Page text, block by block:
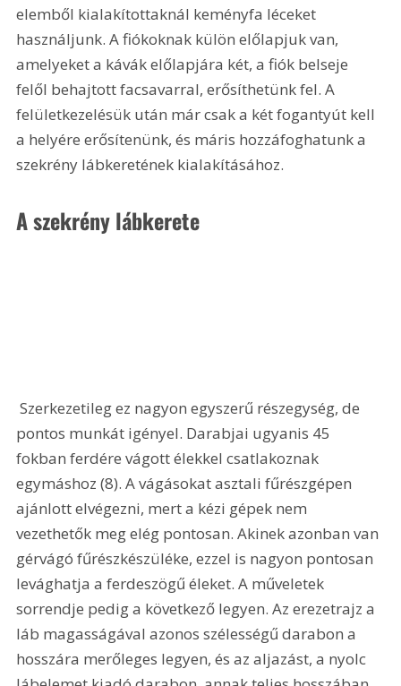
elemből kialakítottaknál keményfa léceket
használjunk. A fiókoknak külön előlapjuk van,
amelyeket a kávák előlapjára két, a fiók belseje
felől behajtott facsavarral, erősíthetünk fel. A
felületkezelésük után már csak a két fogantyút kell
a helyére erősítenünk, és máris hozzáfoghatunk a
szekrény lábkeretének kialakításához.
A szekrény lábkerete
Szerkezetileg ez nagyon egyszerű részegység, de
pontos munkát igényel. Darabjai ugyanis 45
fokban ferdére vágott élekkel csatlakoznak
egymáshoz (8). A vágásokat asztali fűrészgépen
ajánlott elvégezni, mert a kézi gépek nem
vezethetők meg elég pontosan. Akinek azonban van
gérvágó fűrészkészüléke, ezzel is nagyon pontosan
levághatja a ferdeszögű éleket. A műveletek
sorrendje pedig a következő legyen. Az erezetrajz a
láb magasságával azonos szélességű darabon a
hosszára merőleges legyen, és az aljazást, a nyolc